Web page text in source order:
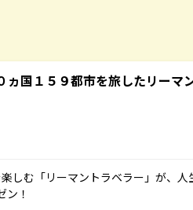
国１５９都市を旅したリーマ
しむ「リーマントラベラー」が、
ン！